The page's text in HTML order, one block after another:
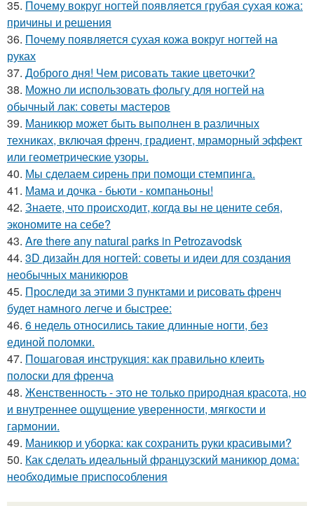
35. Почему вокруг ногтей появляется грубая сухая кожа:
причины и решения
36. Почему появляется сухая кожа вокруг ногтей на
руках
37. Доброго дня! Чем рисовать такие цветочки?
38. Можно ли использовать фольгу для ногтей на
обычный лак: советы мастеров
39. Маникюр может быть выполнен в различных
техниках, включая френч, градиент, мраморный эффект
или геометрические узоры.
40. Мы сделаем сирень при помощи стемпинга.
41. Мама и дочка - бьюти - компаньоны!
42. Знаете, что происходит, когда вы не цените себя,
экономите на себе?
43. Are there any natural parks in Petrozavodsk
44. 3D дизайн для ногтей: советы и идеи для создания
необычных маникюров
45. Проследи за этими 3 пунктами и рисовать френч
будет намного легче и быстрее:
46. 6 недель относились такие длинные ногти, без
единой поломки.
47. Пошаговая инструкция: как правильно клеить
полоски для френча
48. Женственность - это не только природная красота, но
и внутреннее ощущение уверенности, мягкости и
гармонии.
49. Маникюр и уборка: как сохранить руки красивыми?
50. Как сделать идеальный французский маникюр дома:
необходимые приспособления